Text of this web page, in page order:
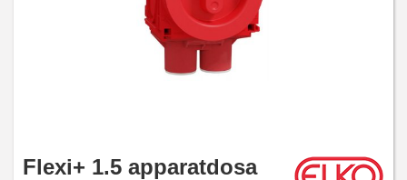
Flexi+ 1.5 apparatdosa